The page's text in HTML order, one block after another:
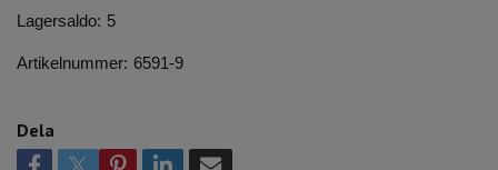
Lagersaldo: 5
Artikelnummer: 6591-9
Dela